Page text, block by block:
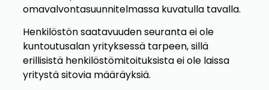
omavalvontasuunnitelmassa kuvatulla tavalla.
Henkilöstön saatavuuden seuranta ei ole
kuntoutusalan yrityksessä tarpeen, sillä
erillisistä henkilöstömitoituksista ei ole laissa
yritystä sitovia määräyksiä.